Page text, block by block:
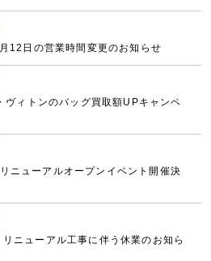
12日の営業時間変更のお知らせ
ヴィトンのバッグ買取額UPキャンペ
ニューアルオープンイベント開催決
ニューアル工事に伴う休業のお知ら